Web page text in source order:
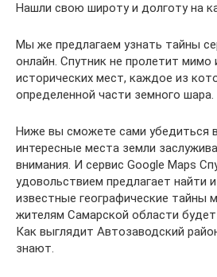
Нашли свою широту и долготу на
Мы же предлагаем узнать тайны
онлайн. Спутник не пролетит мимо
исторических мест, каждое из
определенной части земного шара.
Ниже вы сможете сами убедиться
интересные места земли
внимания. И сервис Google Maps
удовольствием предлагает найти
известные географические тайны
жителям Самарской области
Как выглядит Автозаводский
знают.